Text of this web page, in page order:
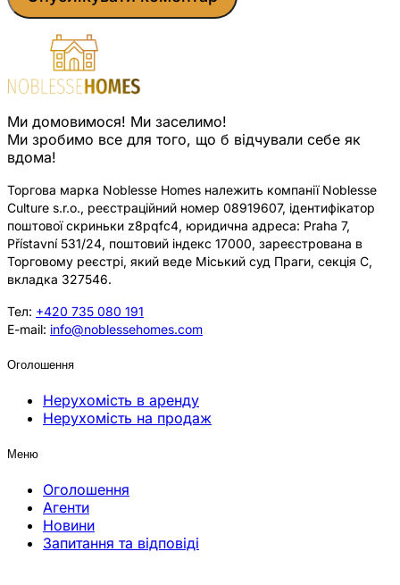
Ми домовимося! Ми заселимо!
Ми зробимо все для того, що б відчували себе як
вдома!
Торгова марка Noblesse Homes належить компанії Noblesse
Culture s.r.o., реєстраційний номер 08919607, ідентифікатор
поштової скриньки z8pqfc4, юридична адреса: Praha 7,
Přístavní 531/24, поштовий індекс 17000, зареєстрована в
Торговому реєстрі, який веде Міський суд Праги, секція C,
вкладка 327546.
Тел: +420 735 080 191
E-mail: info@noblessehomes.com
Оголошення
Нерухомість в аренду
Нерухомість на продаж
Меню
Оголошення
Агенти
Новини
Запитання та відповіді